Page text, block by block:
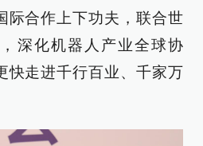
际合作上下功夫，联合世
深化机器人产业全球协
快走进千行百业、千家万